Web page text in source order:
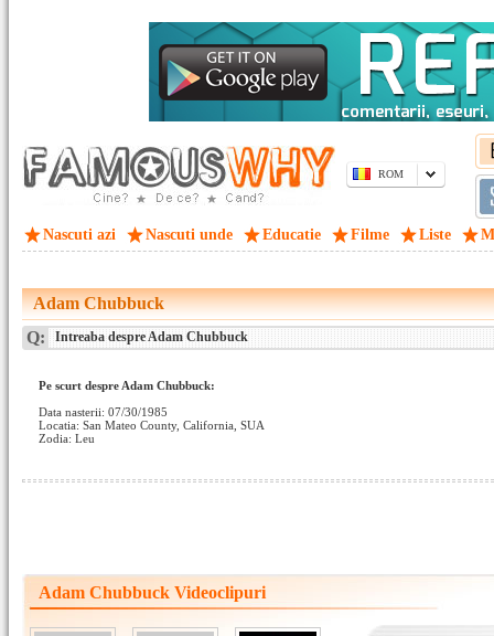
ROM
Nascuti azi Nascuti unde Educatie Filme Liste
Adam Chubbuck
Q: Intreaba despre Adam Chubbuck
Pe scurt despre Adam Chubbuck:
Data nasterii: 07/30/1985
Locatia: San Mateo County, California, SUA
Zodia: Leu
Adam Chubbuck Videoclipuri